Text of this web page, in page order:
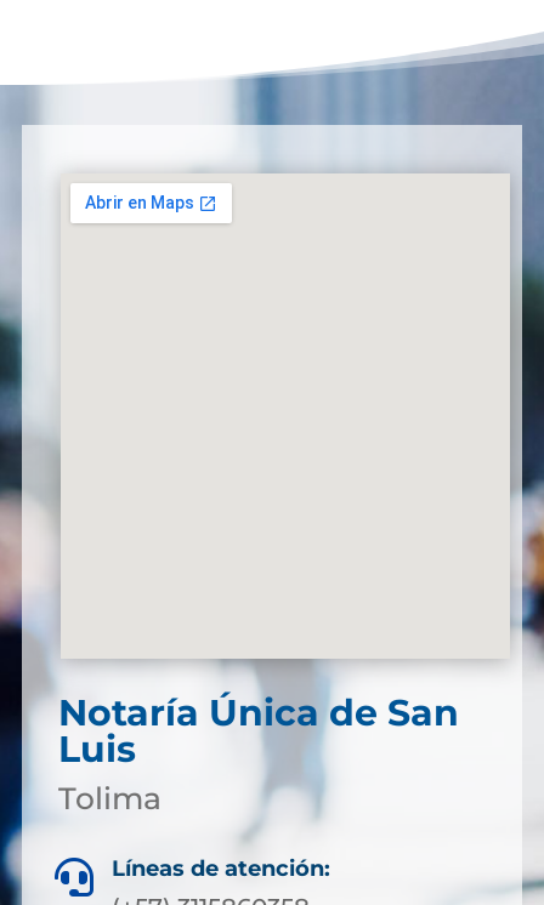
Notaría Única de San
Luis
Tolima
 Líneas de atención: